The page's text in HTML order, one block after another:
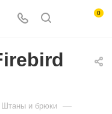
0
Штаны и брюки —